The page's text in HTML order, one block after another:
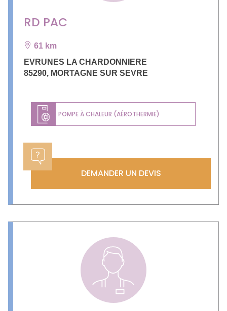
RD PAC
61 km
EVRUNES LA CHARDONNIERE
85290, MORTAGNE SUR SEVRE
POMPE À CHALEUR (AÉROTHERMIE)
DEMANDER UN DEVIS